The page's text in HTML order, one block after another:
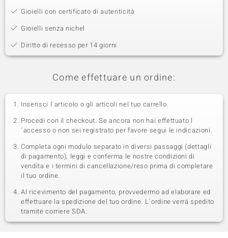
Gioielli con certificato di autenticità
Gioielli senza nichel
Diritto di recesso per 14 giorni
Come effettuare un ordine:
Inserisci l´articolo o gli articoli nel tuo carrello.
Procedi con il checkout. Se ancora non hai effettuato l
´accesso o non sei registrato per favore segui le indicazioni.
Completa ogni modulo separato in diversi passaggi (dettagli
di pagamento), leggi e conferma le nostre condizioni di
vendita e i termini di cancellazione/reso prima di completare
il tuo ordine.
Al ricevimento del pagamento, provvedermo ad elaborare ed
effettuare la spedizione del tuo ordine. L´ordine verrá spedito
tramite corriere SDA.